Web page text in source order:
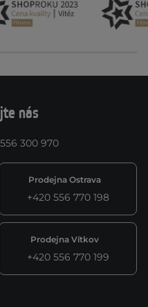
nás
300 970
Prodejna Ostrava
+420 556 770 198
Prodejna Vítkov
+420 556 770 199